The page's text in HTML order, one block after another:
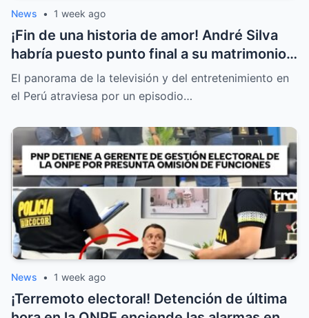
News • 1 week ago
¡Fin de una historia de amor! André Silva
habría puesto punto final a su matrimonio
con la hija de Michelle Alexander
El panorama de la televisión y del entretenimiento en
el Perú atraviesa por un episodio…
News • 1 week ago
¡Terremoto electoral! Detención de última